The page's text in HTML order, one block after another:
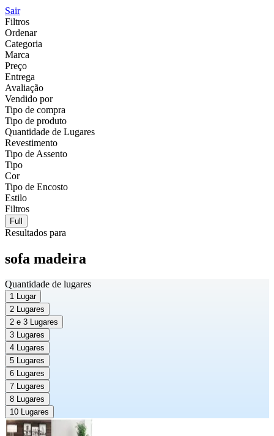
Sair
Filtros
Ordenar
Categoria
Marca
Preço
Entrega
Avaliação
Vendido por
Tipo de compra
Tipo de produto
Quantidade de Lugares
Revestimento
Tipo de Assento
Tipo
Cor
Tipo de Encosto
Estilo
Filtros
Full
Resultados para
sofa madeira
Quantidade de lugares
1 Lugar
2 Lugares
2 e 3 Lugares
3 Lugares
4 Lugares
5 Lugares
6 Lugares
7 Lugares
8 Lugares
10 Lugares